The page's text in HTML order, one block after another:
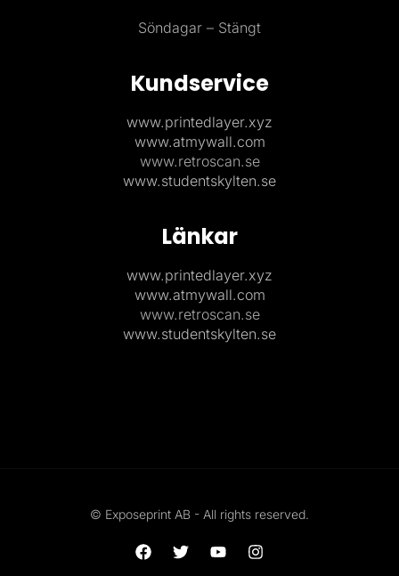
Söndagar – Stängt
Kundservice
www.printedlayer.xyz
www.atmywall.com
www.retroscan.se
www.studentskylten.se
Länkar
www.printedlayer.xyz
www.atmywall.com
www.retroscan.se
www.studentskylten.se
© Exposeprint AB - All rights reserved.